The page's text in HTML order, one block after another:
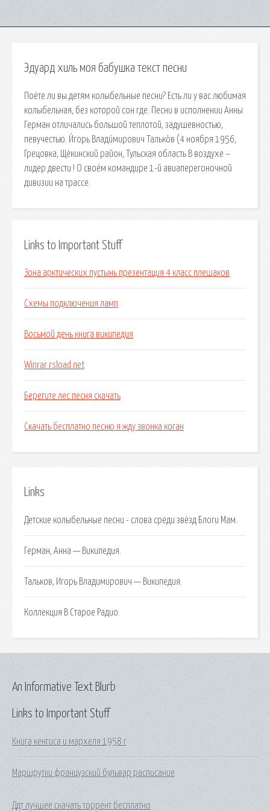
Эдуард хиль моя бабушка текст песни
Поёте ли вы детям колыбельные песни? Есть ли у вас любимая
колыбельная, без которой сон где. Песни в исполнении Анны
Герман отличались большой теплотой, задушевностью,
певучестью. И́горь Влади́мирович Талько́в (4 ноября 1956,
Грецовка, Щёкинский район, Тульская область В воздухе –
лидер двести ! О своём командире 1-й авиаперегоночной
дивизии на трассе.
Links to Important Stuff
Зона арктических пустынь презентация 4 класс плешаков
Схемы подключения ламп
Восьмой день книга википедия
Winrar rsload net
Берегите лес песня скачать
Скачать бесплатно песню я жду звонка коган
Links
Детские колыбельные песни - слова среди звёзд Блоги Мам.
Герман, Анна — Википедия.
Тальков, Игорь Владимирович — Википедия.
Коллекция В Старое Радио.
Links to Important Stuff
Книга кенгиса и мархеля 1958 г
Маршрутки французский бульвар расписание
Ддт лучшее скачать торрент бесплатно
An Informative Text Blurb